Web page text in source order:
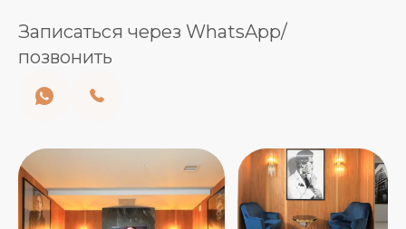
Записаться через WhatsApp/
позвонить